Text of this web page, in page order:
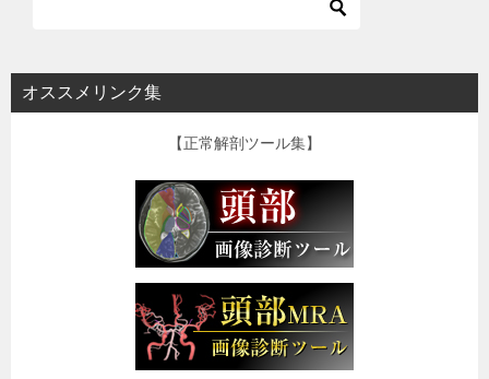
オススメリンク集
【正常解剖ツール集】